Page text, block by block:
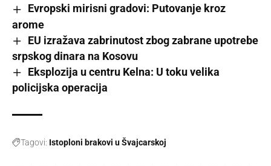
Evropski mirisni gradovi: Putovanje kroz
arome
EU izražava zabrinutost zbog zabrane upotrebe
srpskog dinara na Kosovu
Eksplozija u centru Kelna: U toku velika
policijska operacija
Tagovi: Istoploni brakovi u Švajcarskoj